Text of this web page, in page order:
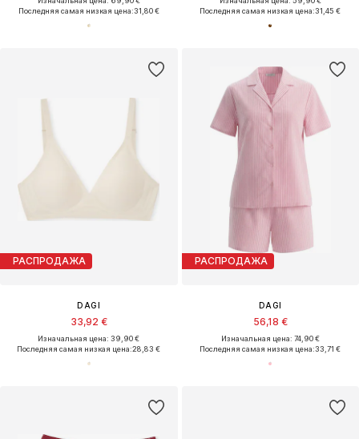
Последняя самая низкая цена:31,80 €
Последняя самая низкая цена:31,45 €
РАСПРОДАЖА
DAGI
33,92 €
Изначальная цена: 39,90 €
Последняя самая низкая цена:28,83 €
РАСПРОДАЖА
DAGI
56,18 €
Изначальная цена: 74,90 €
Последняя самая низкая цена:33,71 €